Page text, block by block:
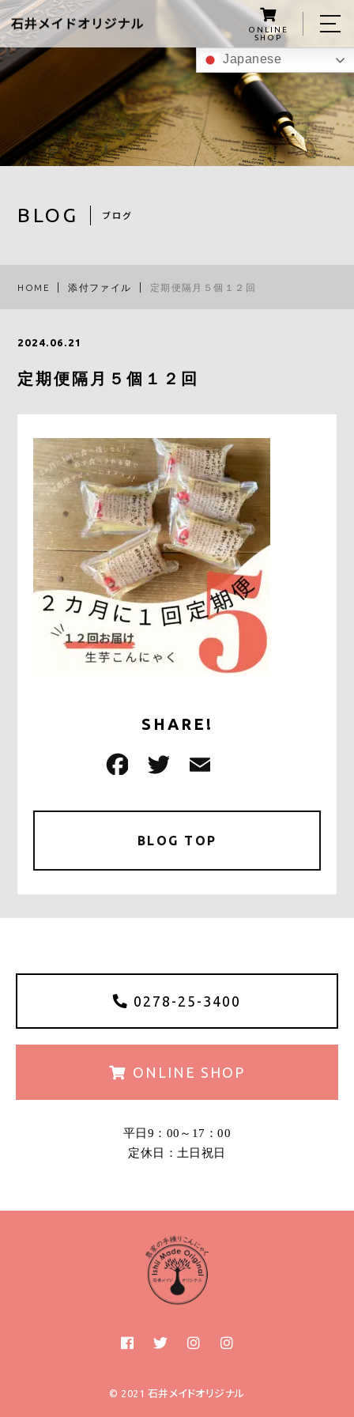
ONLINE
SHOP
Japanese
BLOG ブログ
HOME 添付ファイル 定期便隔月５個１２回
2024.06.21
定期便隔月５個１２回
SHARE!
F
c
e
b
o
o
T
it
te
r
ai
BLOG TOP
0278-25-3400
ONLINE SHOP
平日9：00～17：00
定休日：土日祝日
© 2021 石井メイドオリジナル
ホーム
私たちについて
こんにゃくグミの紹介
ブログ
0278-25-3400
平日9：00～17：00
定休日：土日祝日
ONLINESHOP